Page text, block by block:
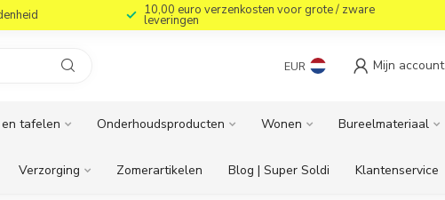
10,00 euro verzenkosten voor grote / zware
leveringen
EUR Mijn account
tafelen Onderhoudsproducten Wonen Bureelmateriaal
Verzorging Zomerartikelen Blog | Super Soldi Klantenservice